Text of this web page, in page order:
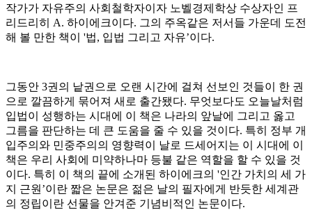
작가가 자유주의 사회철학자이자 노벨경제학상 수상자인 프
리드리히 A. 하이에크이다. 그의 주옥같은 저서들 가운데 도전
해 볼 만한 책이 '법, 입법 그리고 자유’이다.
그동안 3권의 낱권으로 오랜 시간에 걸쳐 선보인 것들이 한 권
으로 깔끔하게 묶어져 새로 출간됐다. 무엇보다도 오늘날처럼
입법이 성행하는 시대에 이 책은 나라의 앞날에 그리고 옳고
그름을 판단하는 데 큰 도움을 줄 수 있을 것이다. 특히 정부 개
입주의와 민중주의의 영향력이 날로 드세어지는 이 시대에 이
책은 우리 사회에 미약하나마 등불 같은 역할을 할 수 있을 것
이다. 특히 이 책의 끝에 소개된 하이에크의 '인간 가치의 세 가
지 근원’이란 짧은 논문은 젊은 날의 필자에게 반듯한 세계관
의 정립이란 선물을 안겨준 기념비적인 논문이다.